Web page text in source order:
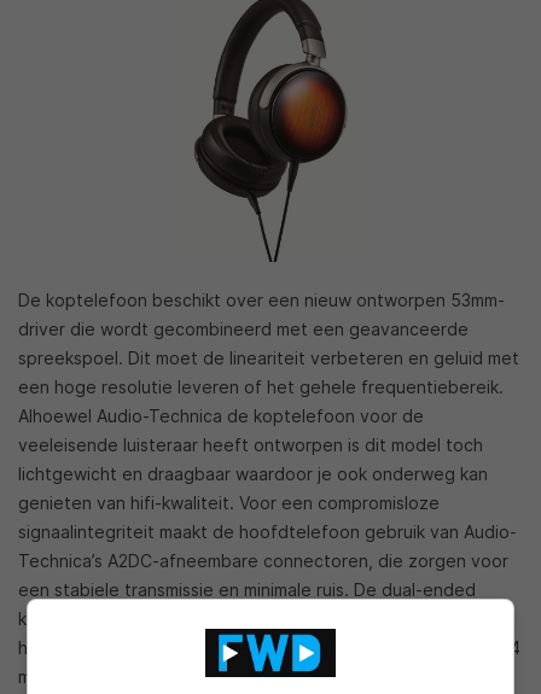
De koptelefoon beschikt over een nieuw ontworpen 53mm-
driver die wordt gecombineerd met een geavanceerde
spreekspoel. Dit moet de lineariteit verbeteren en geluid met
een hoge resolutie leveren of het gehele frequentiebereik.
Alhoewel Audio-Technica de koptelefoon voor de
veeleisende luisteraar heeft ontworpen is dit model toch
lichtgewicht en draagbaar waardoor je ook onderweg kan
genieten van hifi-kwaliteit. Voor een compromisloze
signaalintegriteit maakt de hoofdtelefoon gebruik van Audio-
Technica’s A2DC-afneembare connectoren, die zorgen voor
een stabiele transmissie en minimale ruis. De dual-ended
kabels zorgen voor een verbeterde geluidsscheiding tussen
het linker- en rechterkanaal, waarbij zowel gebalanceerde 4,4
mm- als standaard 3,5 mm-versies standaard worden